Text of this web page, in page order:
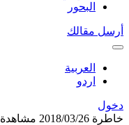
البحور
أرسل مقالك
العربية
اردو
دخول
خاطرة 2018/03/26 مشاهدة